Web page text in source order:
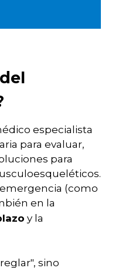
especialista
para evaluar,
para
(como
en la
y la
sino